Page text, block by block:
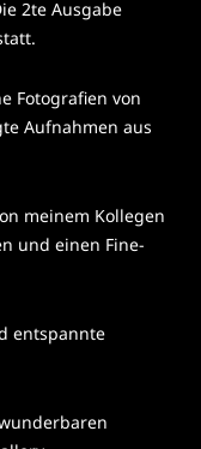
2te Ausgabe
Fotografien von
Aufnahmen aus
meinem Kollegen
und einen Fine-
entspannte